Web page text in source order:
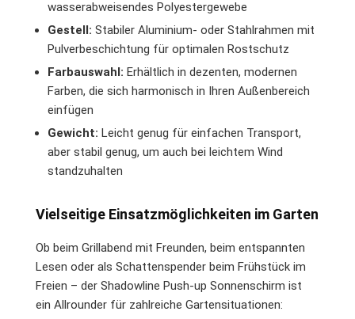
wasserabweisendes Polyestergewebe
Gestell: Stabiler Aluminium- oder Stahlrahmen mit
Pulverbeschichtung für optimalen Rostschutz
Farbauswahl: Erhältlich in dezenten, modernen
Farben, die sich harmonisch in Ihren Außenbereich
einfügen
Gewicht: Leicht genug für einfachen Transport,
aber stabil genug, um auch bei leichtem Wind
standzuhalten
Vielseitige Einsatzmöglichkeiten im Garten
Ob beim Grillabend mit Freunden, beim entspannten
Lesen oder als Schattenspender beim Frühstück im
Freien – der Shadowline Push-up Sonnenschirm ist
ein Allrounder für zahlreiche Gartensituationen: